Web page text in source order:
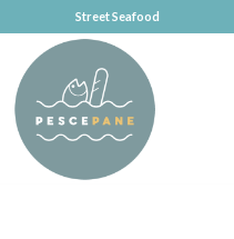
Street Seafood